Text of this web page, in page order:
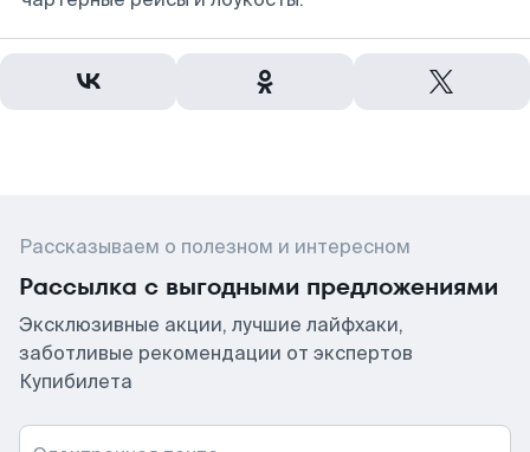
Рассказываем о полезном и интересном
Рассылка с выгодными предложениями
Эксклюзивные акции, лучшие лайфхаки,
заботливые рекомендации от экспертов
Купибилета